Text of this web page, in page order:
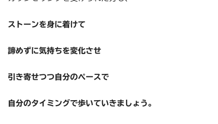
ストーンを身に着けて
諦めずに気持ちを変化させ
引き寄せつつ自分のペースで
自分のタイミングで歩いていきましょう。